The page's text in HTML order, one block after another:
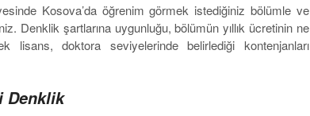
Kosova’da öğrenim görmek istediğiniz bölümle ve
Denklik şartlarına uygunluğu, bölümün yıllık ücretinin ne
doktora seviyelerinde belirlediği kontenjanları
Denklik